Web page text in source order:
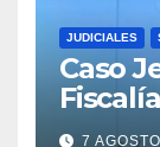
JUDICIALES
Caso
contra
7